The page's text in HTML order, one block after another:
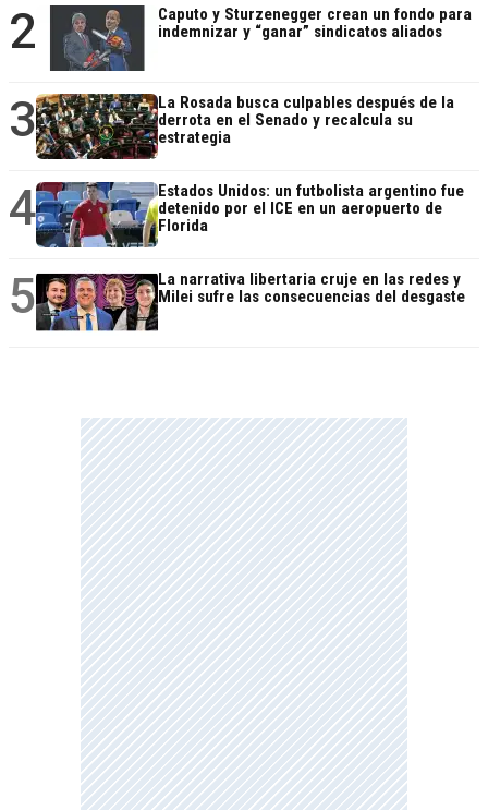
2
Caputo y Sturzenegger crean un fondo para
indemnizar y “ganar” sindicatos aliados
3
La Rosada busca culpables después de la
derrota en el Senado y recalcula su
estrategia
4
Estados Unidos: un futbolista argentino fue
detenido por el ICE en un aeropuerto de
Florida
5
La narrativa libertaria cruje en las redes y
Milei sufre las consecuencias del desgaste